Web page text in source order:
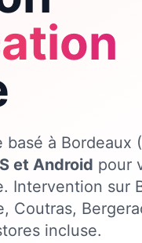
basé à Bordeaux
et Android pour
Intervention sur
Coutras,
incluse.